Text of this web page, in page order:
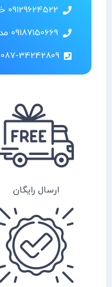
09129624522 خدری
09187150669 مدیر فروش
087-34242809 دفتر فروشگاه
ارسال رایگان